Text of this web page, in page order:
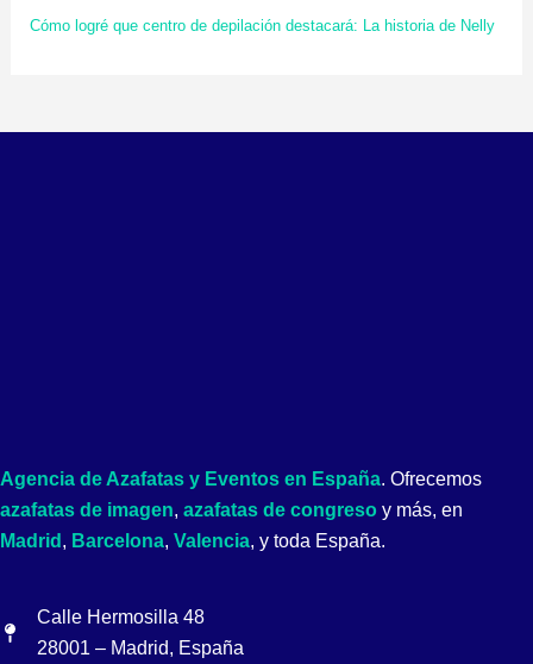
Cómo logré que centro de depilación destacará: La historia de Nelly
Agencia de Azafatas y Eventos en España. Ofrecemos
azafatas de imagen, azafatas de congreso y más, en
Madrid , Barcelona, Valencia, y toda España.
Calle Hermosilla 48
28001 – Madrid, España